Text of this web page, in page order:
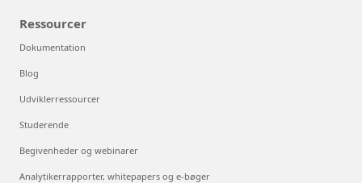
Ressourcer
Dokumentation
Blog
Udviklerressourcer
Studerende
Begivenheder og webinarer
Analytikerrapporter, whitepapers og e-bøger